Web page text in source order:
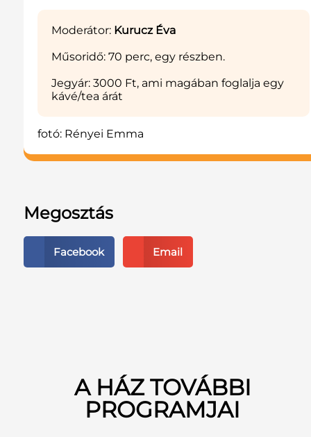
Moderátor: Kurucz Éva
Műsoridő: 70 perc, egy részben.
Jegyár: 3000 Ft, ami magában foglalja egy
kávé/tea árát
fotó: Rényei Emma
Megosztás
Facebook Email
A HÁZ TOVÁBBI
PROGRAMJAI